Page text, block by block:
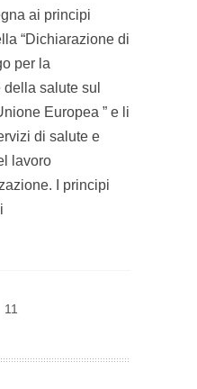
ai principi
“Dichiarazione di
per la
salute sul
Europea ” e li
di salute e
lavoro
I principi
11